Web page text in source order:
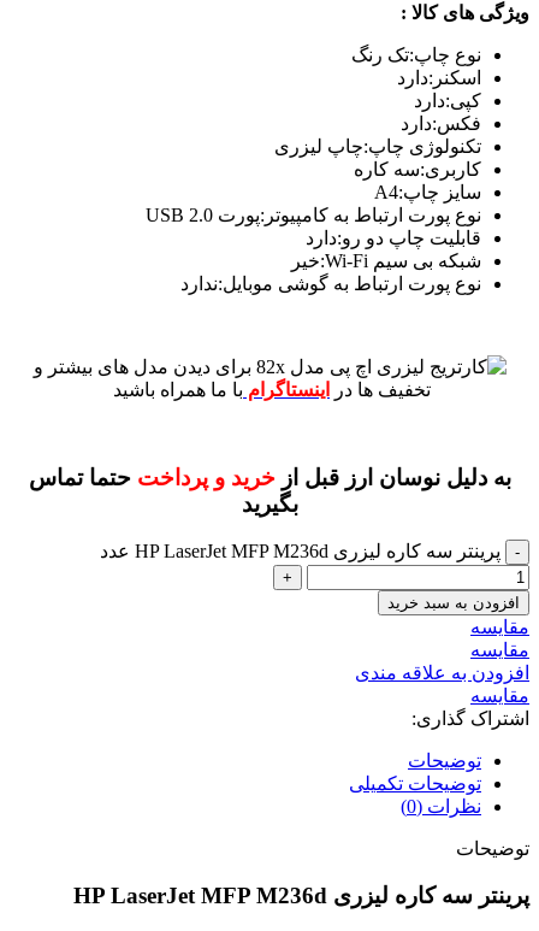
ویژگی های کالا :
نوع چاپ:تک رنگ
اسکنر:دارد
کپی:دارد
فکس:دارد
تکنولوژی چاپ:چاپ لیزری
کاربری:سه کاره
سایز چاپ:A4
نوع پورت ارتباط به کامپیوتر:پورت USB 2.0
قابلیت چاپ دو رو:دارد
شبکه بی سیم Wi-Fi:خیر
نوع پورت ارتباط به گوشی موبایل:ندارد
برای دیدن مدل های بیشتر و
تخفیف ها در
اینستاگرام با ما همراه باشید
به دلیل نوسان ارز قبل از خرید و پرداختحتما تماس
بگیرید
پرینتر سه کاره لیزری HP LaserJet MFP M236d عدد
افزودن به سبد خرید
مقايسه
مقایسه
افزودن به علاقه مندی
مقایسه
اشتراک گذاری:
توضیحات
توضیحات تکمیلی
نظرات (0)
توضیحات
پرینتر سه کاره لیزری HP LaserJet MFP M236d